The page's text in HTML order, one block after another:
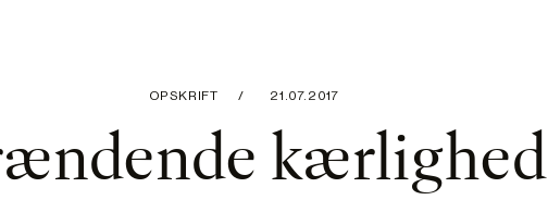
OPSKRIFT 21.07.2017
kærlighed